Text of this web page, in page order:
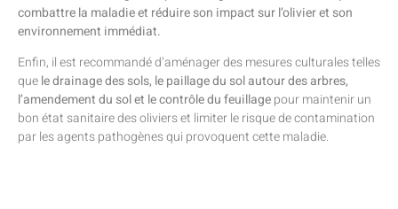
combattre la maladie et réduire son impact sur l’olivier et son
environnement immédiat.
Enfin, il est recommandé d’aménager des mesures culturales telles
quele drainage des sols, le paillage du sol autour des arbres,
l’amendement du sol et le contrôle du feuillagepour maintenir un
bon état sanitaire des oliviers et limiter le risque de contamination
par les agents pathogènes qui provoquent cette maladie.